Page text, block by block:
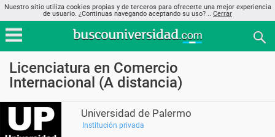
Nuestro sitio utiliza cookies propias y de terceros para ofrecerte una mejor experiencia
de usuario. ¿Continuas navegando aceptando su uso? .. Cerrar
Licenciatura en Comercio
Internacional (A distancia)
Universidad de Palermo
Institución privada